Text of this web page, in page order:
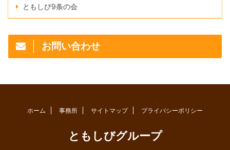
ともしび9条の会
お問い合わせ
ホーム 事務所 サイトマップ プライバシーポリシー
ともしびグループ